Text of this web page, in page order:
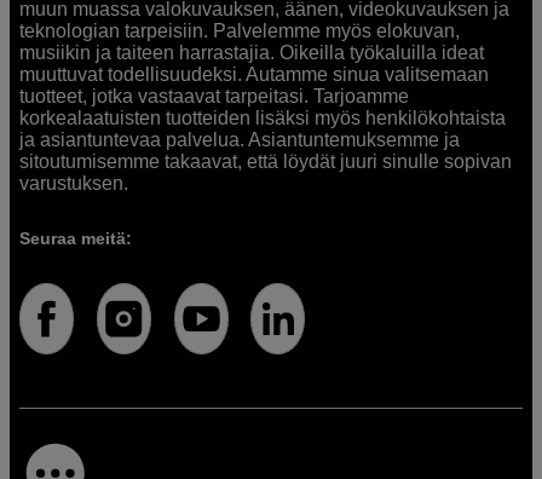
muun muassa valokuvauksen, äänen, videokuvauksen ja
teknologian tarpeisiin. Palvelemme myös elokuvan,
musiikin ja taiteen harrastajia. Oikeilla työkaluilla ideat
muuttuvat todellisuudeksi. Autamme sinua valitsemaan
tuotteet, jotka vastaavat tarpeitasi. Tarjoamme
korkealaatuisten tuotteiden lisäksi myös henkilökohtaista
ja asiantuntevaa palvelua. Asiantuntemuksemme ja
sitoutumisemme takaavat, että löydät juuri sinulle sopivan
varustuksen.
Seuraa meitä: